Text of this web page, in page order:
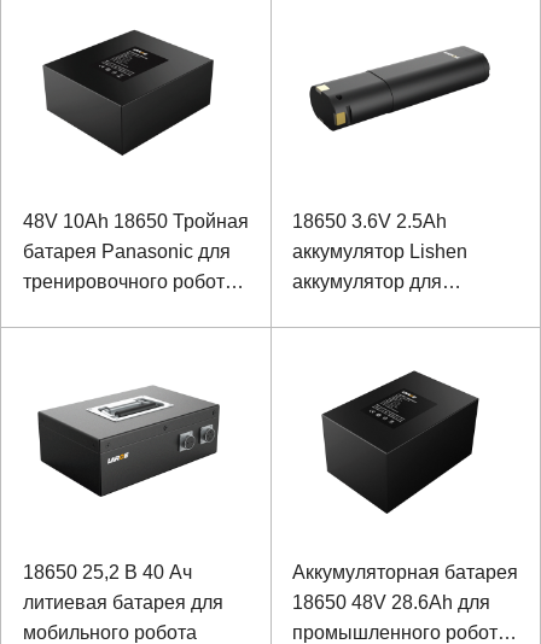
48V 10Ah 18650 Тройная
батарея Panasonic для
тренировочного робота
18650 3.6V 2.5Ah
аккумулятор Lishen
аккумулятор для
18650 25,2 В 40 Ач
литиевая батарея для
мобильного робота
Аккумуляторная батарея
18650 48V 28.6Ah для
промышленного робота